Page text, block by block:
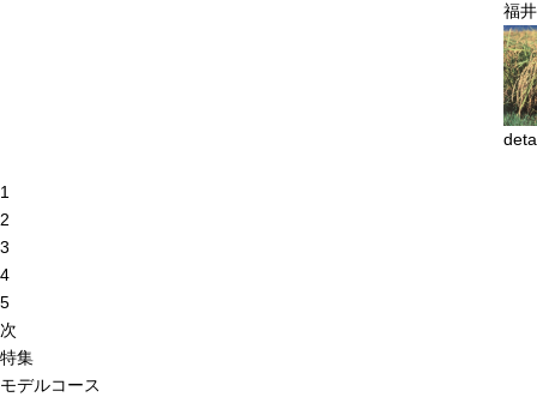
福
1
2
3
4
5
次
特集
モデルコース